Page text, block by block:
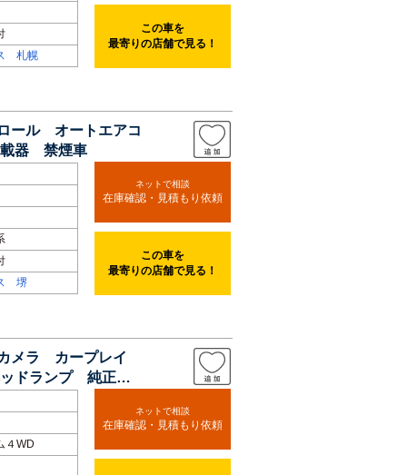
札幌
この車を
最寄りの店舗で見る！
ール オートエアコ
器 禁煙車
堺
ネットで相談
在庫確認・見積もり依頼
この車を
最寄りの店舗で見る！
カメラ カープレイ
ドランプ 純正ナ
４WD
ネットで相談
在庫確認・見積もり依頼